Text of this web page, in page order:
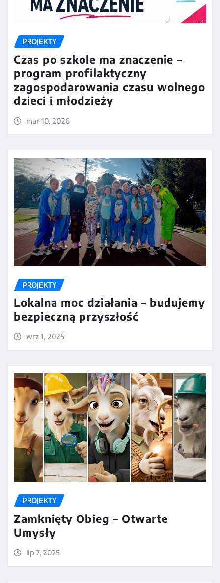
PROJEKTY
Czas po szkole ma znaczenie –
program profilaktyczny
zagospodarowania czasu wolnego
dzieci i młodzieży
mar 10, 2026
PROJEKTY
Lokalna moc działania – budujemy
bezpieczną przyszłość
wrz 1, 2025
PROJEKTY
Zamknięty Obieg – Otwarte
Umysły
lip 7, 2025